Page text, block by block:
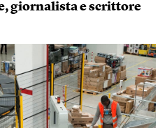
, giornalista e scrittore